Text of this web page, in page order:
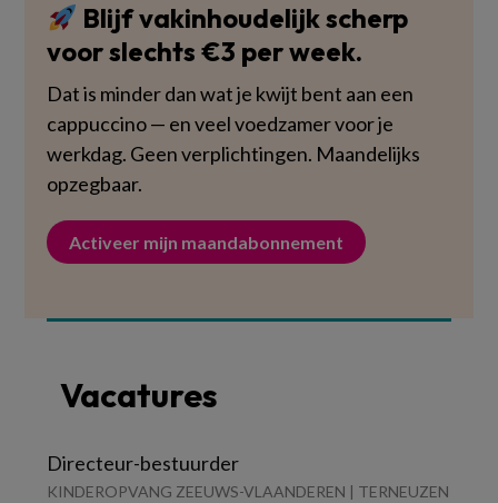
Blijf vakinhoudelijk scherp
voor slechts €3 per week.
Dat is minder dan wat je kwijt bent aan een
cappuccino — en veel voedzamer voor je
werkdag. Geen verplichtingen. Maandelijks
opzegbaar.
Activeer mijn maandabonnement
Vacatures
Directeur-bestuurder
KINDEROPVANG ZEEUWS-VLAANDEREN | TERNEUZEN